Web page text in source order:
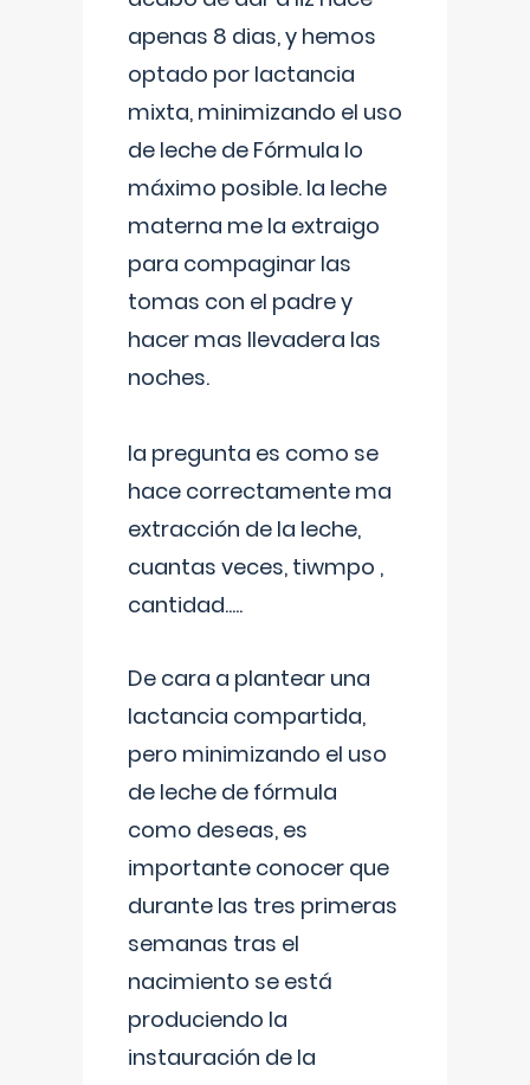
apenas 8 dias, y hemos
optado por lactancia
mixta, minimizando el uso
de leche de Fórmula lo
máximo posible. la leche
materna me la extraigo
para compaginar las
tomas con el padre y
hacer mas llevadera las
noches.
la pregunta es como se
hace correctamente ma
extracción de la leche,
cuantas veces, tiwmpo ,
cantidad.....
De cara a plantear una
lactancia compartida,
pero minimizando el uso
de leche de fórmula
como deseas, es
importante conocer que
durante las tres primeras
semanas tras el
nacimiento se está
produciendo la
instauración de la